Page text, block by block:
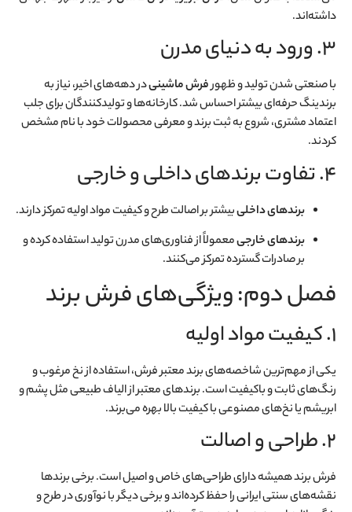
داشته‌اند.
۳. ورود به دنیای مدرن
با صنعتی شدن تولید و ظهورفرش ماشینیدر دهه‌های اخیر، نیاز به
برندینگ حرفه‌ای بیشتر احساس شد. کارخانه‌ها و تولیدکنندگان برای جلب
اعتماد مشتری، شروع به ثبت برند و معرفی محصولات خود با نام مشخص
کردند.
۴. تفاوت برندهای داخلی و خارجی
برندهای داخلیبیشتر بر اصالت طرح و کیفیت مواد اولیه تمرکز دارند.
برندهای خارجیمعمولاً از فناوری‌های مدرن تولید استفاده کرده و
بر صادرات گسترده تمرکز می‌کنند.
فصل دوم: ویژگی‌های فرش برند
۱. کیفیت مواد اولیه
یکی از مهم‌ترین شاخصه‌های برند معتبر فرش، استفاده از نخ مرغوب و
رنگ‌های ثابت و باکیفیت است. برندهای معتبر از الیاف طبیعی مثل پشم و
ابریشم یا نخ‌های مصنوعی با کیفیت بالا بهره می‌برند.
۲. طراحی و اصالت
فرش برند همیشه دارای طراحی‌های خاص و اصیل است. برخی برندها
نقشه‌های سنتی ایرانی را حفظ کرده‌اند و برخی دیگر با نوآوری در طرح و